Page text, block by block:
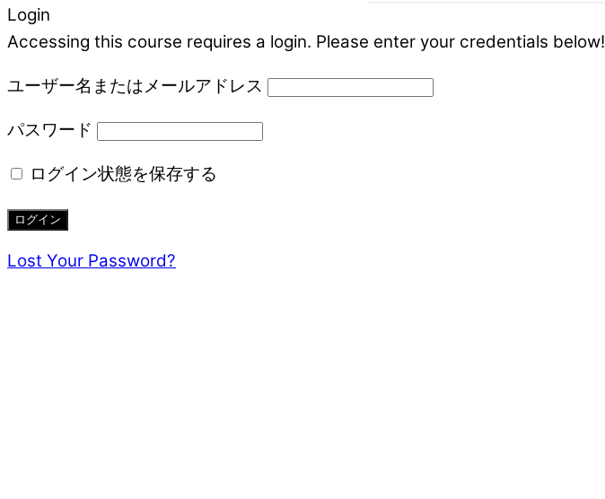
Login
Accessing this course requires a login. Please enter your credentials below!
ユーザー名またはメールアドレス
パスワード
ログイン状態を保存する
Lost Your Password?